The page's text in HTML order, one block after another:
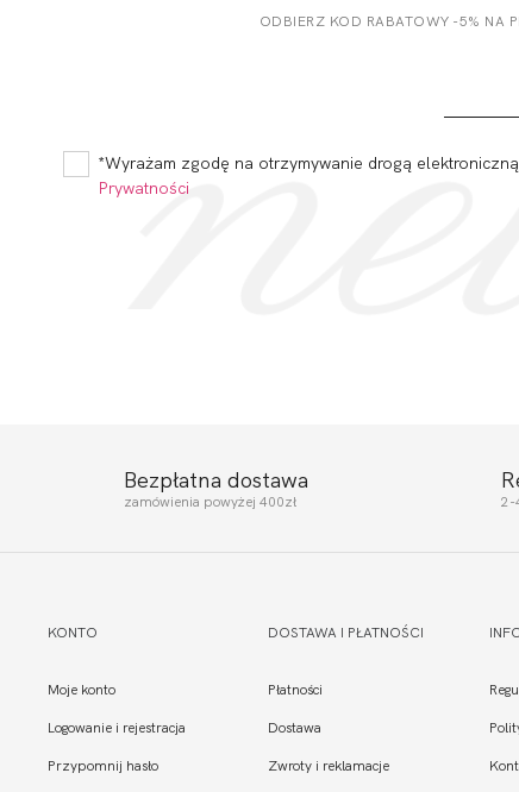
ODBIERZ KOD RABATOWY -5% NA
*Wyrażam zgodę na otrzymywanie drogą
Prywatności
Bezpłatna dostawa
zamówienia powyżej 400zł 2-
KONTO
Moje konto
Logowanie i rejestracja
Przypomnij hasło
DOSTAWA I PŁATNOŚCI
Płatności
Dostawa
Zwroty i reklamacje